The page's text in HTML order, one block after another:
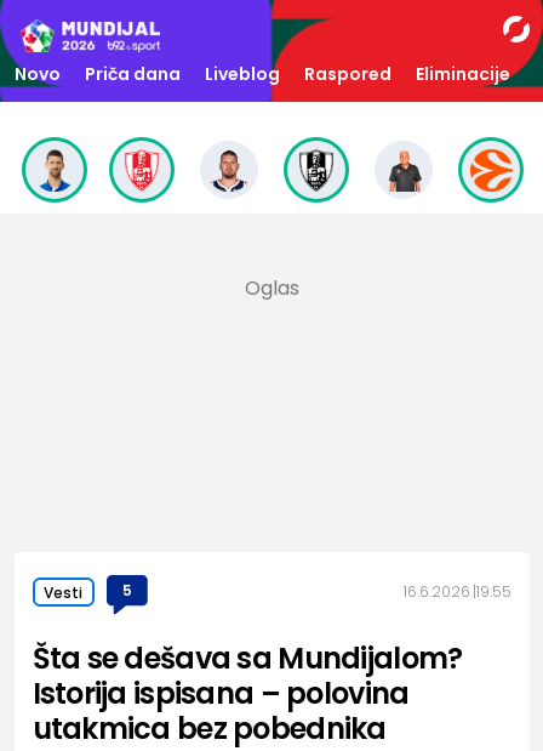
Novo Priča dana Liveblog Raspored Eliminacije
Vesti 5 16.6.2026. 19:55
Šta se dešava sa Mundijalom?
Istorija ispisana – polovina
utakmica bez pobednika